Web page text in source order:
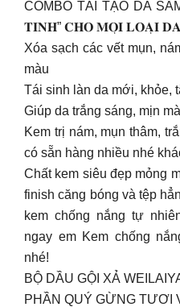
COMBO TÁI TẠO DA
𝐓𝐈𝐍𝐇” 𝐂𝐇𝐎 𝐌𝐎̣𝐈 𝐋𝐎𝐀̣𝐈 𝐃𝐀
Xóa sạch các vết mụn,
màu
Tái sinh làn da mới, khỏe,
Giúp da trắng sáng, mịn
Kem trị nám, mụn thâm,
có sẵn hàng nhiều nhé
Chất kem siêu đẹp mỏng
finish căng bóng và tệp
kem chống nắng tự
ngay em Kem chống
nhé!
BỘ DẦU GỘI XẢ
PHẦN QUÝ GỪNG TƯƠI